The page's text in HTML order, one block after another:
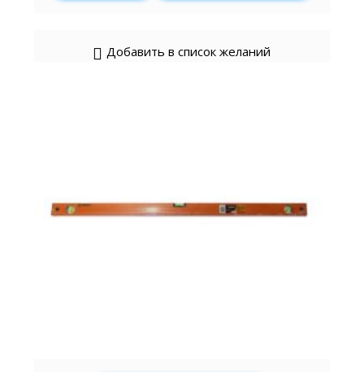
Добавить в список желаний